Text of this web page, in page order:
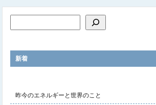
新着
昨今のエネルギーと世界のこと